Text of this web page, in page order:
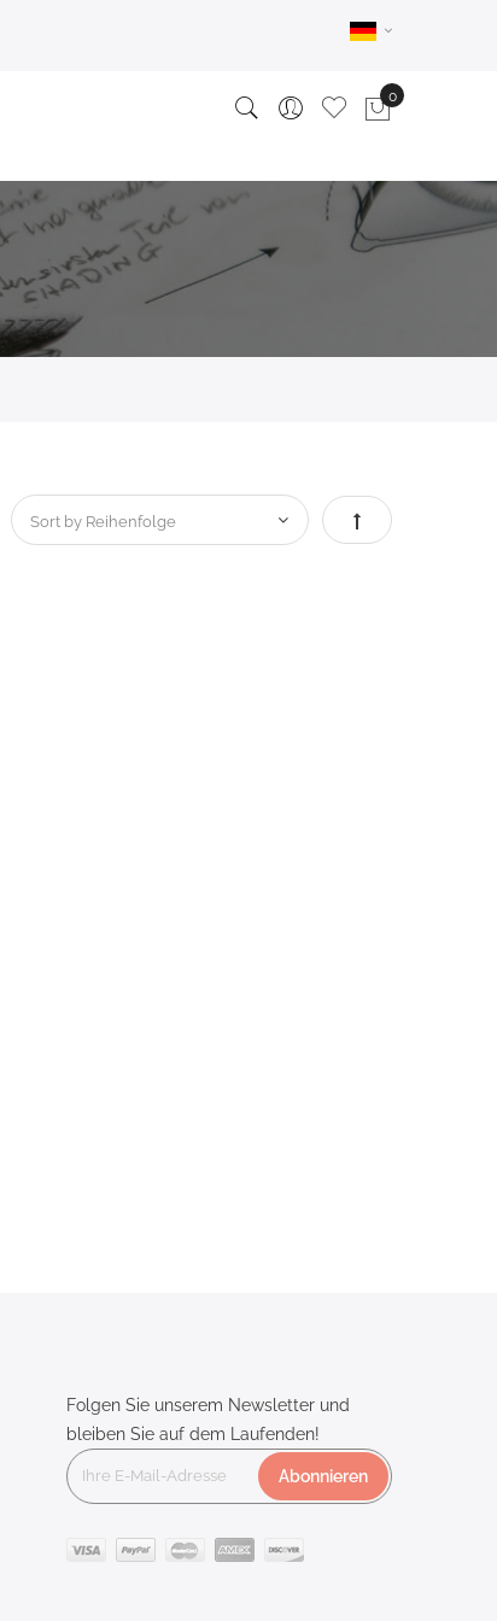
Absteigend
Folgen Sie unserem Newsletter und
bleiben Sie auf dem Laufenden!
Abonnieren